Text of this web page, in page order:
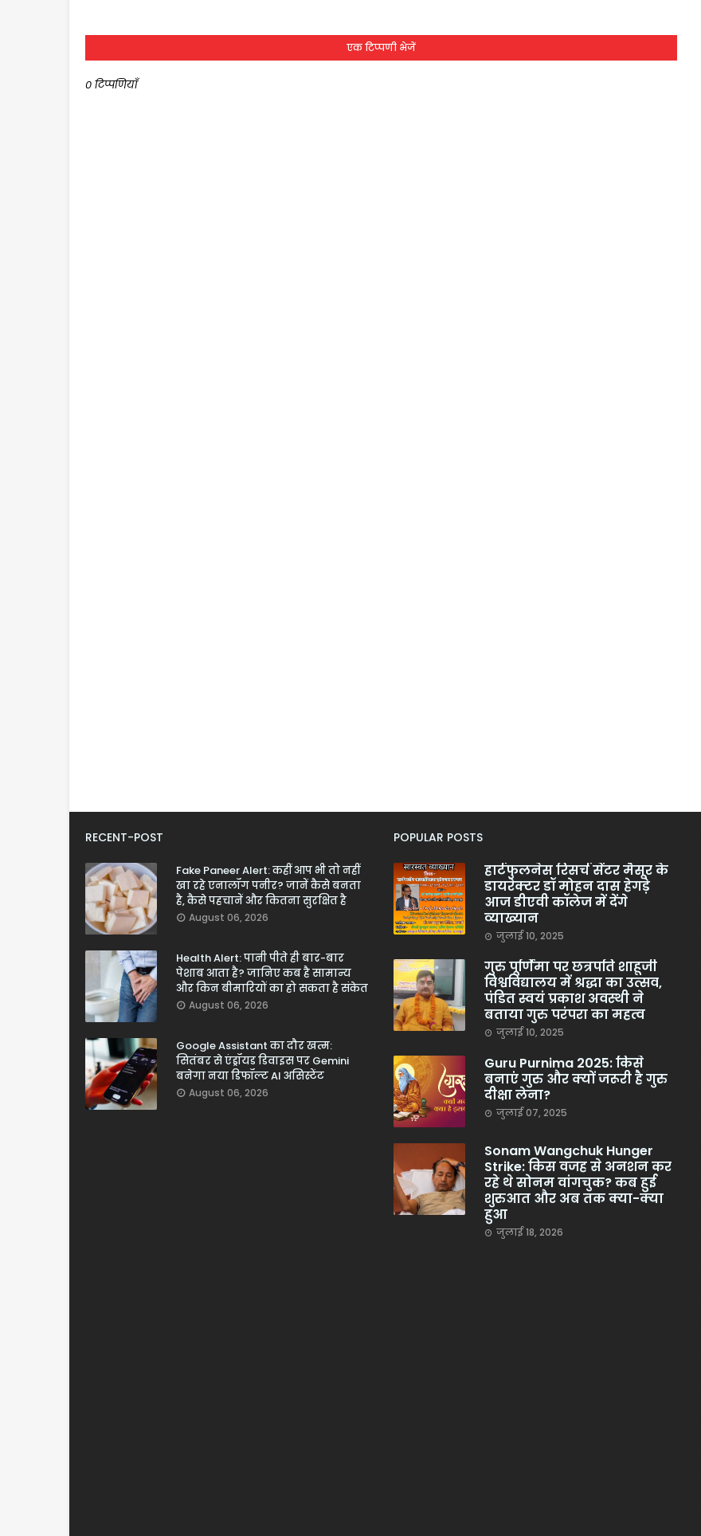
एक टिप्पणी भेजें
0 टिप्पणियाँ
RECENT-POST
Fake Paneer Alert: कहीं आप भी तो नहीं
खा रहे एनालॉग पनीर? जानें कैसे बनता
है, कैसे पहचानें और कितना सुरक्षित है
August 06, 2026
Health Alert: पानी पीते ही बार-बार
पेशाब आता है? जानिए कब है सामान्य
और किन बीमारियों का हो सकता है संकेत
August 06, 2026
Google Assistant का दौर खत्म:
सितंबर से एंड्रॉयड डिवाइस पर Gemini
बनेगा नया डिफॉल्ट AI असिस्टेंट
August 06, 2026
POPULAR POSTS
हार्टफुलनेस रिसर्च सेंटर मैसूर के
डायरेक्टर डॉ मोहन दास हेगड़े
आज डीएवी कॉलेज में देंगे
व्याख्यान
जुलाई 10, 2025
गुरु पूर्णिमा पर छत्रपति शाहूजी
विश्वविद्यालय में श्रद्धा का उत्सव,
पंडित स्वयं प्रकाश अवस्थी ने
बताया गुरु परंपरा का महत्व
जुलाई 10, 2025
Guru Purnima 2025: किसे
बनाएं गुरु और क्यों जरूरी है गुरु
दीक्षा लेना?
जुलाई 07, 2025
Sonam Wangchuk Hunger
Strike: किस वजह से अनशन कर
रहे थे सोनम वांगचुक? कब हुई
शुरुआत और अब तक क्या-क्या
हुआ
जुलाई 18, 2026